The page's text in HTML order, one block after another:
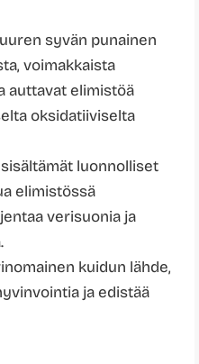
syvän punainen
voimakkaista
auttavat elimistöä
oksidatiiviselta
luonnolliset
elimistössä
verisuonia ja
kuidun lähde,
ja edistää